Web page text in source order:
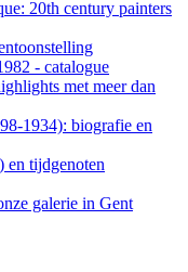
20th century painters
- catalogue
met meer dan
1934): biografie en
en tijdgenoten
galerie in Gent